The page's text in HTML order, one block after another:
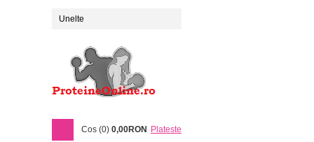
Unelte
Cos (0) 0,00RON Plateste